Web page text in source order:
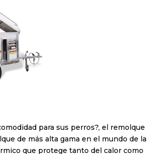
para sus perros?, el remolque
de más alta gama en el mundo de la
que protege tanto del calor como